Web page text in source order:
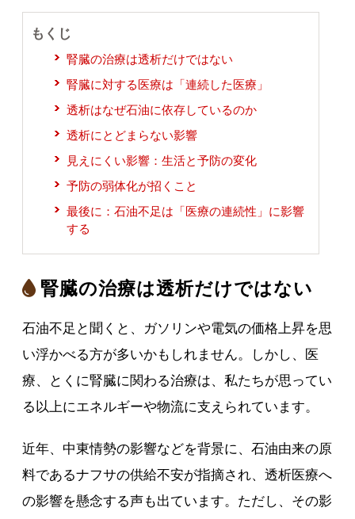
もくじ
腎臓の治療は透析だけではない
腎臓に対する医療は「連続した医療」
透析はなぜ石油に依存しているのか
透析にとどまらない影響
見えにくい影響：生活と予防の変化
予防の弱体化が招くこと
最後に：石油不足は「医療の連続性」に影響
する
腎臓の治療は透析だけではない
石油不足と聞くと、ガソリンや電気の価格上昇を思
い浮かべる方が多いかもしれません。しかし、医
療、とくに腎臓に関わる治療は、私たちが思ってい
る以上にエネルギーや物流に支えられています。
近年、中東情勢の影響などを背景に、石油由来の原
料であるナフサの供給不安が指摘され、透析医療へ
の影響を懸念する声も出ています。ただし、その影